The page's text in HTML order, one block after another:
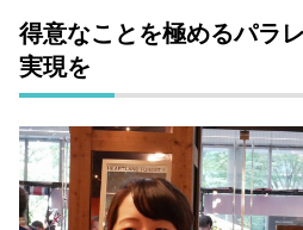
得意なことを極めるパラ
実現を